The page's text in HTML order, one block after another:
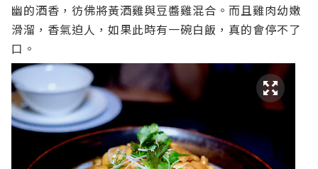
幽的酒香，彷佛將黃酒雞與豆醬雞混合。而且雞肉幼嫩
滑溜，香氣迫人，如果此時有一碗白飯，真的會停不了
口。